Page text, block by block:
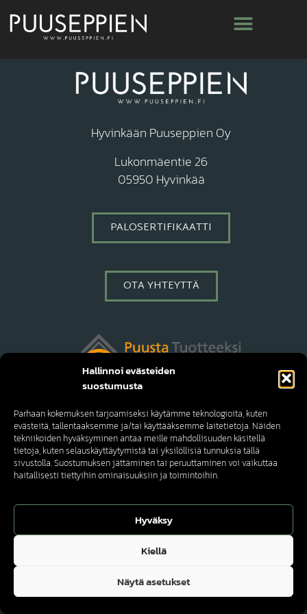
Hallinnoi evästeiden
suostumusta
Parhaan kokemuksen tarjoamiseksi käytämme teknologioita, kuten
evästeitä, tallentaaksemme ja/tai käyttääksemme laitetietoja. Näiden
tekniikoiden hyväksyminen antaa meille mahdollisuuden käsitellä
tietoja, kuten selauskäyttäytymistä tai yksilöllisiä tunnuksia tällä
sivustolla. Suostumuksen jättäminen tai peruuttaminen voi vaikuttaa
haitallisesti tiettyihin ominaisuuksiin ja toimintoihin.
Hyväksy
Kiellä
Näytä asetukset
Kategoria: Liukuovet
OTA YHTEYTTÄ
PALOSERTIFIKAATTI
Hyvinkään Puuseppien Oy
Lukonmäentie 26
05950 Hyvinkää
Tietosuojaseloste
Hosting bySivustamo